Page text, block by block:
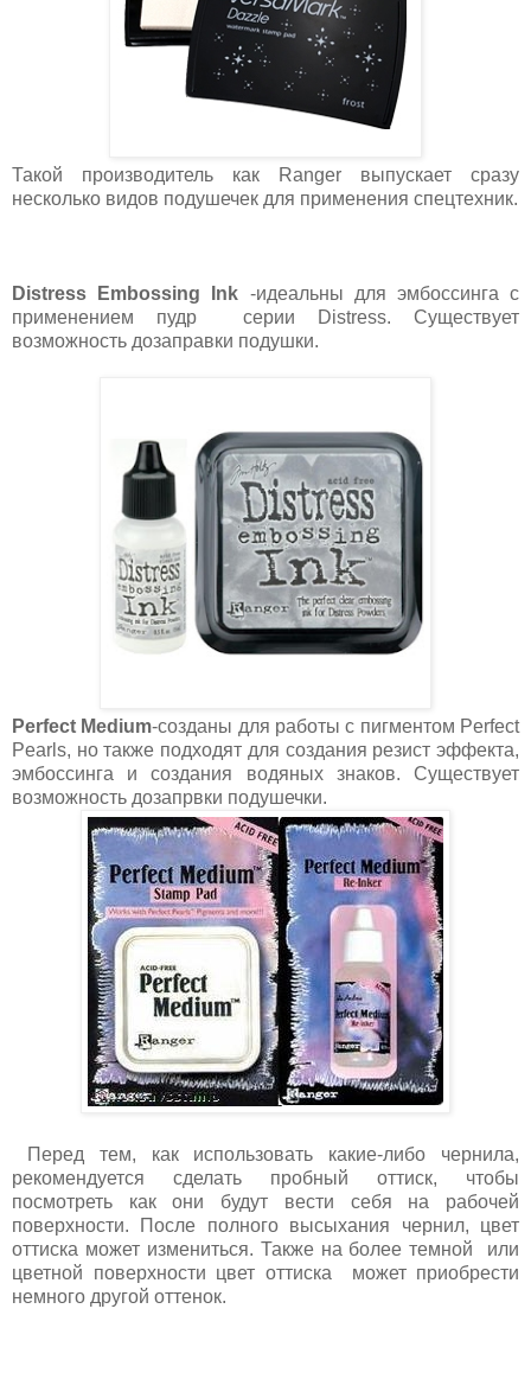
Такой производитель как Ranger выпускает сразу
несколько видов подушечек для применения спецтехник.
Distress Embossing Ink -идеальны для эмбоссинга с
применением пудр серии Distress. Существует
возможность дозаправки подушки.
Perfect Medium-созданы для работы с пигментом Perfect
Pearls, но также подходят для создания резист эффекта,
эмбоссинга и создания водяных знаков. Существует
возможность дозапрвки подушечки.
Перед тем, как использовать какие-либо чернила,
рекомендуется сделать пробный оттиск, чтобы
посмотреть как они будут вести себя на рабочей
поверхности. После полного высыхания чернил, цвет
оттиска может измениться. Также на более темной или
цветной поверхности цвет оттиска может приобрести
немного другой оттенок.